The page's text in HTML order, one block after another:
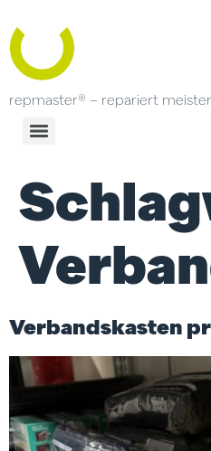
repmaster® – repariert
Verbandskasten